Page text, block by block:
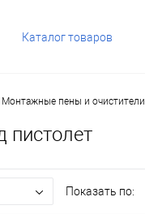
Каталог товаров
Монтажные пены и очистители
пистолет
Показать по: